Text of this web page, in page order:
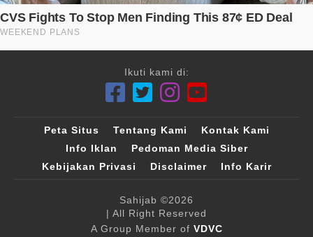
Ikuti kami di:
Peta Situs Tentang Kami
Kontak Kami
Info Iklan
Pedoman Media Siber
Kebijakan Privasi
Disclaimer Info Karir
Sahijab ©2026
| All Right Reserved
A Group Member of VDVC